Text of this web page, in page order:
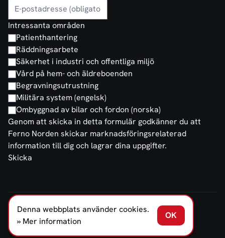
Intressanta områden
Patienthantering
Räddningsarbete
Säkerhet i industri och offentliga miljö
Vård på hem- och äldreboenden
Begravningsutrustning
Militära system (engelsk)
Ombyggnad av bilar och fordon (norska)
Genom att skicka in detta formulär godkänner du att
Ferno Norden skickar marknadsföringsrelaterad
information till dig och lagrar dina uppgifter.
Skicka
FERNO NORDEN SVERIGE AB © 2026
Försäljnings- och leveransvillkor
Offentlighetslagen
Denna webbplats använder cookies.
» Mer information
OK